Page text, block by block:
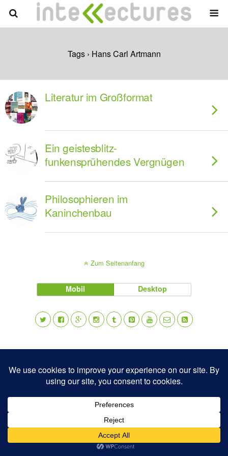
Tags › Hans Carl Artmann
Literatur im Großformat
Ein geistesblitz-
funkensprühendes Vergnügen
Philosophieren im
Kaninchenbau
Zum Seitenanfang
Mobil Desktop